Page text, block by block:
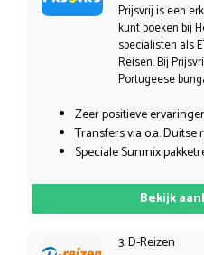
Prijsvrij is een
kunt boeken bij
specialisten als
Reisen. Bij
Portugeese
Zeer positieve
Transfers via o.a.
Speciale Sunmix
Bekijk
3. D-Reizen